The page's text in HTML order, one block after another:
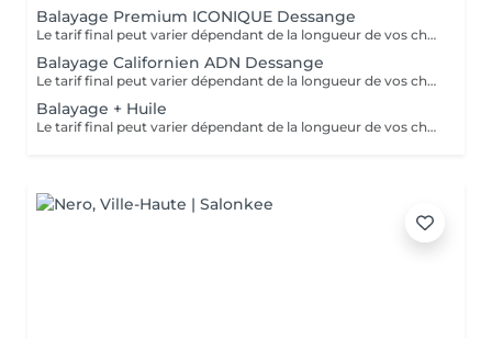
Balayage Premium ICONIQUE Dessange
Le tarif final peut varier dépendant de la longueur de vos cheveux ainsi que des soins et produits utilisés.
Balayage Californien ADN Dessange
Le tarif final peut varier dépendant de la longueur de vos cheveux ainsi que des soins et produits utilisés.
Balayage + Huile
Le tarif final peut varier dépendant de la longueur de vos cheveux ainsi que des soins et produits utilisés.